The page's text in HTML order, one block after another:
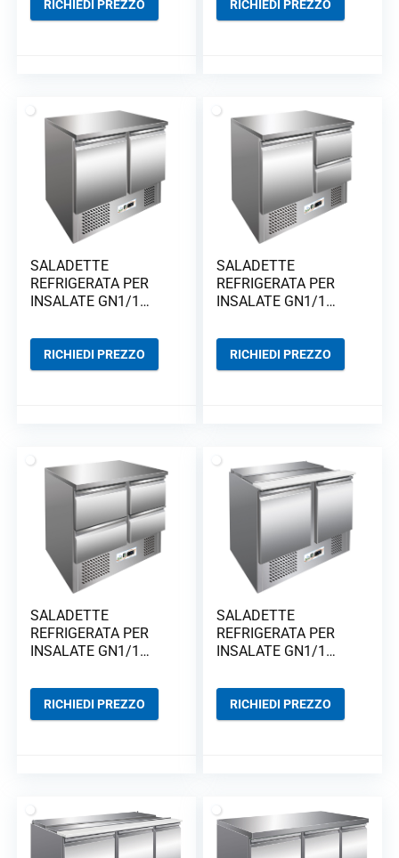
RICHIEDI PREZZO RICHIEDI PREZZO
SALADETTE
REFRIGERATA PER
INSALATE GN1/1
RICHIEDI PREZZO
SALADETTE
REFRIGERATA PER
INSALATE GN1/1
RICHIEDI PREZZO
SALADETTE
REFRIGERATA PER
INSALATE GN1/1
RICHIEDI PREZZO
SALADETTE
REFRIGERATA PER
INSALATE GN1/1
RICHIEDI PREZZO